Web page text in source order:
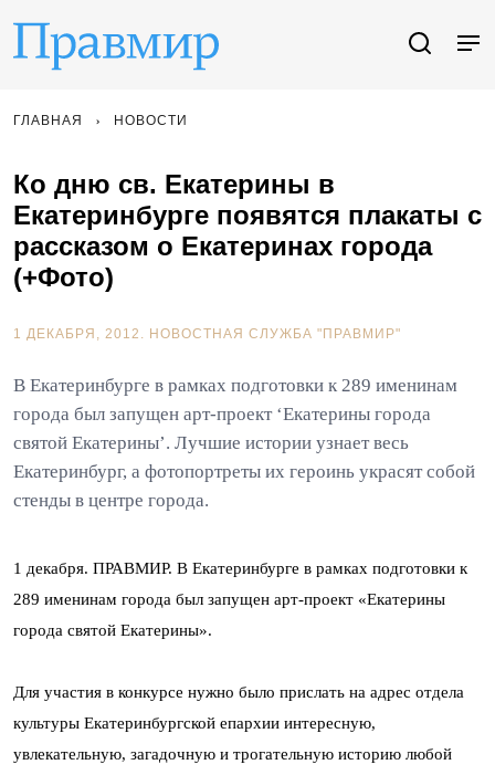
ГЛАВНАЯ НОВОСТИ
Ко дню св. Екатерины в
Екатеринбурге появятся плакаты с
рассказом о Екатеринах города
(+Фото)
1 ДЕКАБРЯ, 2012. НОВОСТНАЯ СЛУЖБА "ПРАВМИР"
В Екатеринбурге в рамках подготовки к 289 именинам
города был запущен арт-проект ‘Екатерины города
святой Екатерины’. Лучшие истории узнает весь
Екатеринбург, а фотопортреты их героинь украсят собой
стенды в центре города.
1 декабря. ПРАВМИР. В Екатеринбурге в рамках подготовки к
289 именинам города был запущен арт-проект «Екатерины
города святой Екатерины».
Для участия в конкурсе нужно было прислать на адрес отдела
культуры Екатеринбургской епархии интересную,
увлекательную, загадочную и трогательную историю любой